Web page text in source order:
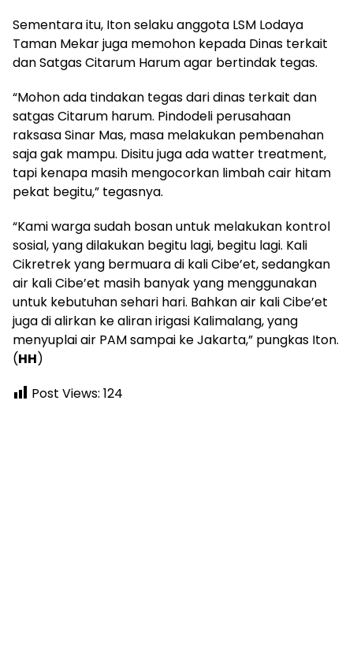
Sementara itu, Iton selaku anggota LSM Lodaya
Taman Mekar juga memohon kepada Dinas terkait
dan Satgas Citarum Harum agar bertindak tegas.
“Mohon ada tindakan tegas dari dinas terkait dan
satgas Citarum harum. Pindodeli perusahaan
raksasa Sinar Mas, masa melakukan pembenahan
saja gak mampu. Disitu juga ada watter treatment,
tapi kenapa masih mengocorkan limbah cair hitam
pekat begitu,” tegasnya.
“Kami warga sudah bosan untuk melakukan kontrol
sosial, yang dilakukan begitu lagi, begitu lagi. Kali
Cikretrek yang bermuara di kali Cibe’et, sedangkan
air kali Cibe’et masih banyak yang menggunakan
untuk kebutuhan sehari hari. Bahkan air kali Cibe’et
juga di alirkan ke aliran irigasi Kalimalang, yang
menyuplai air PAM sampai ke Jakarta,” pungkas Iton.
(HH)
Post Views: 124